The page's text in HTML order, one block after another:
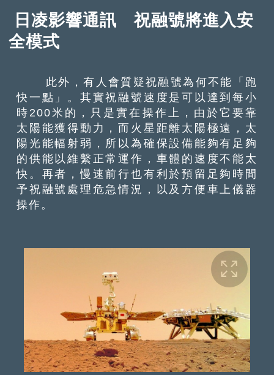
日凌影響通訊 祝融號將進入安
全模式
此外，有人會質疑祝融號為何不能「跑
快一點」。其實祝融號速度是可以達到每小
時200米的，只是實在操作上，由於它要靠
太陽能獲得動力，而火星距離太陽極遠，太
陽光能輻射弱，所以為確保設備能夠有足夠
的供能以維繫正常運作，車體的速度不能太
快。再者，慢速前行也有利於預留足夠時間
予祝融號處理危急情況，以及方便車上儀器
操作。